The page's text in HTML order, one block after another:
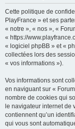
Cette politique de
PlayFrance » et ses
« notre », « nos », «
« https://
« logiciel phpBB » et «
collectées lors des
« vos informations »).
Vos informations sont
en naviguant sur «
nombre de cookies qui
le navigateur internet de
contiennent qu’un
qui vous sont